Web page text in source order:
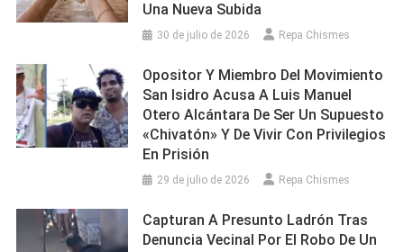
Una Nueva Subida
30 de julio de 2026 Repa Chismes
Opositor Y Miembro Del Movimiento
San Isidro Acusa A Luis Manuel
Otero Alcántara De Ser Un Supuesto
«chivatón» Y De Vivir Con Privilegios
En Prisión
29 de julio de 2026 Repa Chismes
Capturan A Presunto Ladrón Tras
Denuncia Vecinal Por El Robo De Un